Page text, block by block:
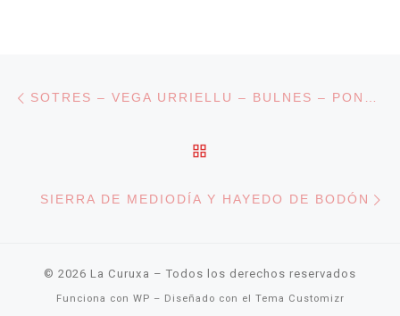
Navegación de entradas SOTRES – VEGA URRIELLU – BULNES – PONCEBOS
SIERRA DE MEDIODÍA Y HAYEDO DE BODÓN
© 2026 La Curuxa – Todos los derechos reservados
Funciona con WP – Diseñado con el Tema Customizr